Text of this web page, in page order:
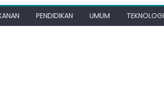
PENDIDIKAN UMUM TEKNOLOGI